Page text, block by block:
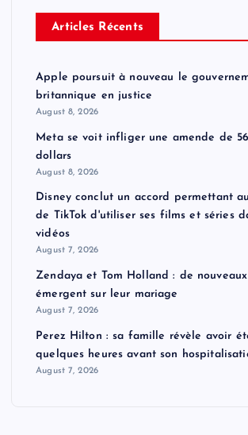
Articles Récents
Apple poursuit à nouveau le
britannique en justice
August 8, 2026
Meta se voit infliger une amende de
dollars
August 8, 2026
Disney conclut un accord permettant
de TikTok d'utiliser ses films et séries
vidéos
August 7, 2026
Zendaya et Tom Holland : de
émergent sur leur mariage
August 7, 2026
Perez Hilton : sa famille révèle avoir
quelques heures avant son
August 7, 2026